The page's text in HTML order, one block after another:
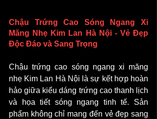
Chậu Trứng Cao Sóng Ngang Xi
Măng Nhẹ Kim Lan Hà Nội - Vẻ Đẹp
Độc Đáo và Sang Trọng
Chậu trứng cao sóng ngang xi măng
nhẹ Kim Lan Hà Nội là sự kết hợp hoàn
hảo giữa kiểu dáng trứng cao thanh lịch
và họa tiết sóng ngang tinh tế. Sản
phẩm không chỉ mang đến vẻ đẹp sang